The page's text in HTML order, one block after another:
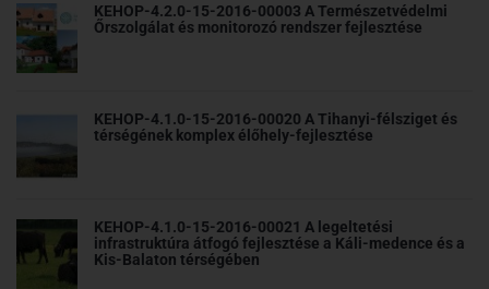
KEHOP-4.2.0-15-2016-00003 A Természetvédelmi
Őrszolgálat és monitorozó rendszer fejlesztése
KEHOP-4.1.0-15-2016-00020 A Tihanyi-félsziget és
térségének komplex élőhely-fejlesztése
KEHOP-4.1.0-15-2016-00021 A legeltetési
infrastruktúra átfogó fejlesztése a Káli-medence és a
Kis-Balaton térségében